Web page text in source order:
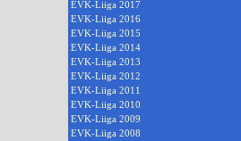
EVK-Liiga 2017
EVK-Liiga 2016
EVK-Liiga 2015
EVK-Liiga 2014
EVK-Liiga 2013
EVK-Liiga 2012
EVK-Liiga 2011
EVK-Liiga 2010
EVK-Liiga 2009
EVK-Liiga 2008